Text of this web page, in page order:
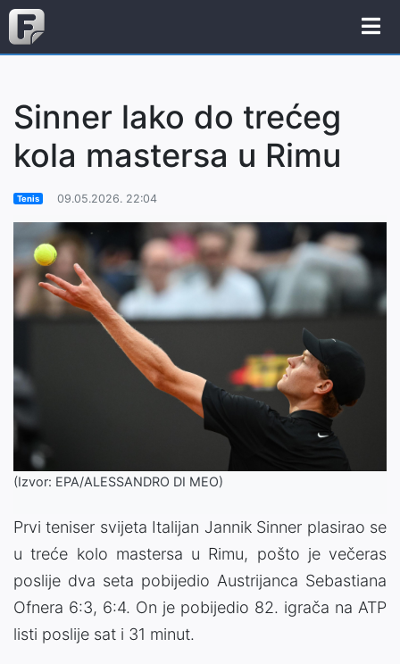
Sinner lako do trećeg
kola mastersa u Rimu
Tenis 09.05.2026. 22:04
(Izvor: EPA/ALESSANDRO DI MEO)
Prvi teniser svijeta Italijan Jannik Sinner plasirao se
u treće kolo mastersa u Rimu, pošto je večeras
poslije dva seta pobijedio Austrijanca Sebastiana
Ofnera 6:3, 6:4. On je pobijedio 82. igrača na ATP
listi poslije sat i 31 minut.